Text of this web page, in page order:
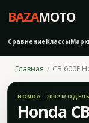
BAZAMOTO
СравнениеКлассы
Главная CB 600F
HONDA · 2002
Honda